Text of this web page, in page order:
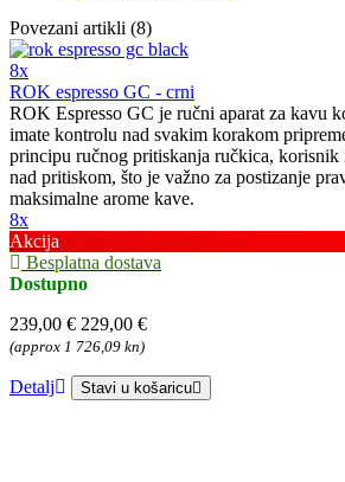
Povezani artikli (8)
8x
ROK espresso GC - crni
ROK Espresso GC je ručni aparat za kavu
imate kontrolu nad svakim korakom
principu ručnog pritiskanja ručkica, korisnik
nad pritiskom, što je važno za postizanje
maksimalne arome kave.
8x
Akcija
Besplatna dostava
Dostupno
239,00 € 229,00 €
(approx 1 726,09 kn)
Detalj Stavi u košaricu